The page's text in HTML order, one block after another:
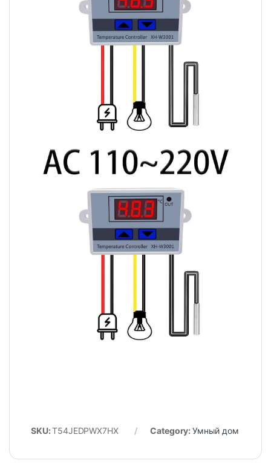
SKU:T54JEDPWX7HX Category: Умный дом